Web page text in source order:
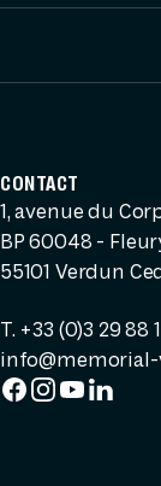
CONTACT
1, avenue du
BP 60048 -
55101 Verdun
T. +33 (0)3 29 88